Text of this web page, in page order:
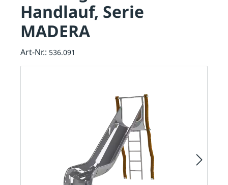
Handlauf, Serie
MADERA
Art-Nr.: 536.091